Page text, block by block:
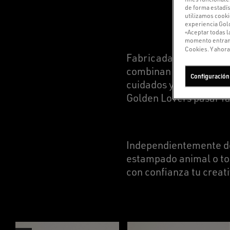
Fabricadas con
combinan el atractivo
cuidados y elegantes,
Golden Lovers pasar
Independientemente
estampado animal o
con confianza tu
de forma
utilizamos
experiencia
«Aceptar todas
momento
Cookies. Y